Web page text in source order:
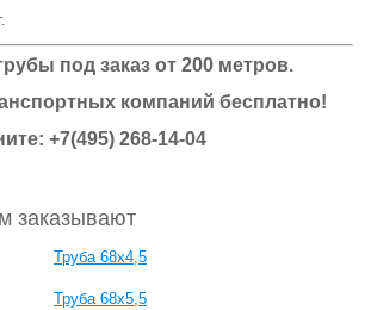
под заказ от 200 метров.
компаний бесплатно!
+7(495) 268-14-04
заказывают
Труба 68x4,5
Труба 68x5,5